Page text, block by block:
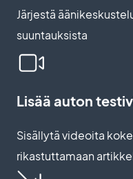
Järjestä
suuntauksista
Lisää auton
Sisällytä videoita
rikastuttamaan